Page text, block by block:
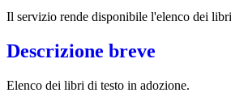
Il servizio rende disponibile l'elenco dei
Descrizione breve
Elenco dei libri di testo in adozione.